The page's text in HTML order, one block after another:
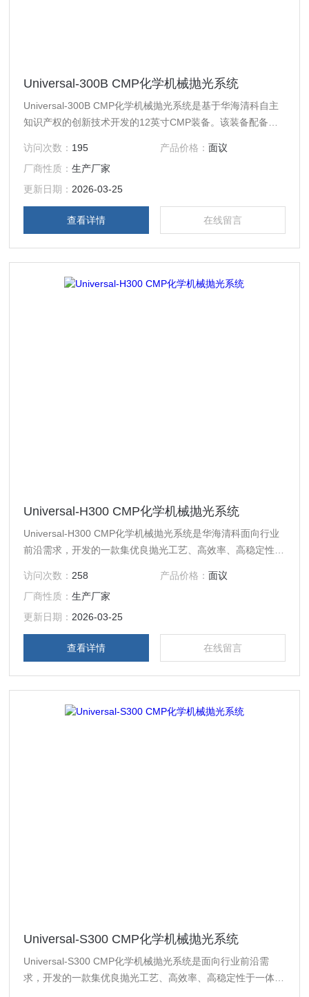
Universal-300B CMP化学机械抛光系统
Universal-300B CMP化学机械抛光系统是基于华海清科自主
知识产权的创新技术开发的12英寸CMP装备。该装备配备性
质，可实现晶圆表面的超高平整度，占地面积小、性价比高，
满足成熟制程技术需求，已在硅片、第三代半导体、MEMS等
制造工艺中批量应用。
访问次数： 195 产品价格： 面议
厂商性质：生产厂家
更新日期： 2026-03-25
查看详情 在线留言
Universal-H300 CMP化学机械抛光系统
Universal-H300 CMP化学机械抛光系统是华海清科面向行业
前沿需求，开发的一款集优良抛光工艺、高效率、高稳定性于
访问次数： 258 产品价格： 面议
厂商性质：生产厂家
更新日期： 2026-03-25
查看详情 在线留言
Universal-S300 CMP化学机械抛光系统
Universal-S300 CMP化学机械抛光系统是面向行业前沿需
求，开发的一款集优良抛光工艺、高效率、高稳定性于一体的